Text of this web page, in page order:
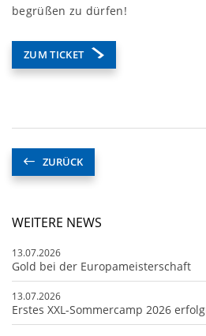
begrüßen zu dürfen!
ZUM TICKET
ZURÜCK
WEITERE NEWS
13.07.2026
Gold bei der Europameisterschaft
13.07.2026
Erstes XXL-Sommercamp 2026